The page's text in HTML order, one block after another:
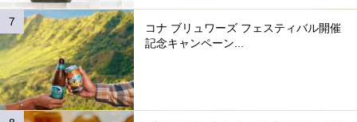
コナ ブリュワーズ フェスティバル開催
記念キャンペーン...